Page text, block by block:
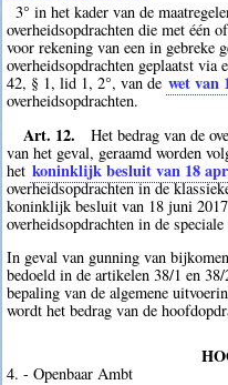
3° in het kader van de
overheidsopdrachten die met één
voor rekening van een in gebreke
overheidsopdrachten geplaatst
42, § 1, lid 1, 2°, van de wet van
overheidsopdrachten.
Art. 12.
Het bedrag van de
van het geval, geraamd worden
het koninklijk besluit van 18
overheidsopdrachten in de
koninklijk besluit van 18 juni
overheidsopdrachten in de speciale
In geval van gunning van
bedoeld in de artikelen 38/1 en
bepaling van de algemene
wordt het bedrag van de
4. - Openbaar Ambt